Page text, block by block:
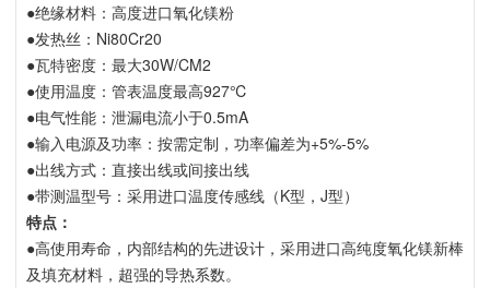
●绝缘材料：高度进口氧化镁粉
●发热丝：Ni80Cr20
●瓦特密度：最大30W/CM2
●使用温度：管表温度最高927℃
●电气性能：泄漏电流小于0.5mA
●输入电源及功率：按需定制，功率偏差为+5%-5%
●出线方式：直接出线或间接出线
●带测温型号：采用进口温度传感线（K型，J型）
特点：
●高使用寿命，内部结构的先进设计，采用进口高纯度氧化镁新棒
及填充材料，超强的导热系数。